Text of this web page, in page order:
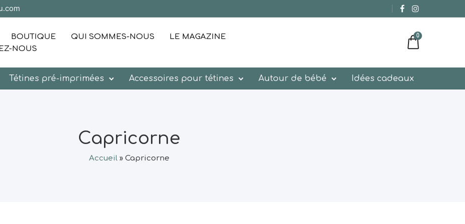
BOUTIQUE QUI SOMMES-NOUS
LE MAGAZINE
NOUS
0
Tétines pré-imprimées Accessoires pour tétines Autour de bébé Idées cadeaux
Capricorne
Accueil» Capricorne